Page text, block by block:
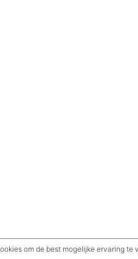
om de best mogelijke ervaring te